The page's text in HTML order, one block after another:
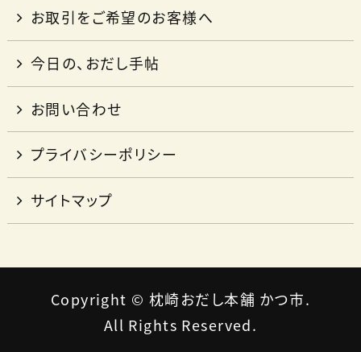
お取引をご希望のお客様へ
今日の、おだし手帖
お問い合わせ
プライバシーポリシー
サイトマップ
Copyright © 枕崎おだし本舗 かつ市.
All Rights Reserved.